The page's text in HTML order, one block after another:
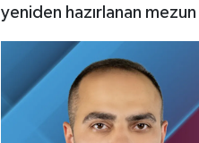
yeniden hazırlanan